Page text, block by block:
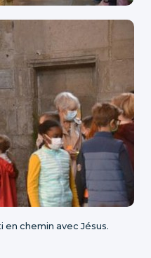
chemin avec Jésus.